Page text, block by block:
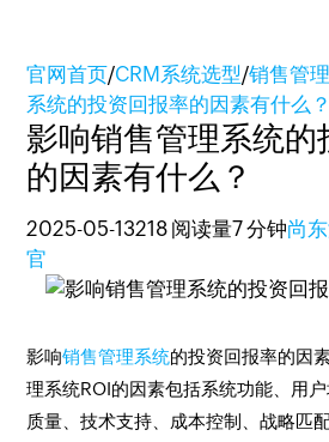
官网首页/CRM系统选型/销售管
系统的投资回报率的因素有什么？
影响销售管理系统的
的因素有什么？
2025-05-13218 阅读量7 分钟尚
官
影响销售管理系统的投资回报率的因
理系统ROI的因素包括系统功能、用
质量、技术支持、成本控制、战略匹